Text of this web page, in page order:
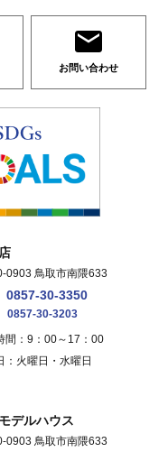
お問い合わせ
0903 鳥取市南隈633
0857-30-3350
0857-30-3203
間：9：00～17：00
：火曜日・水曜日
デルハウス
0903 鳥取市南隈633